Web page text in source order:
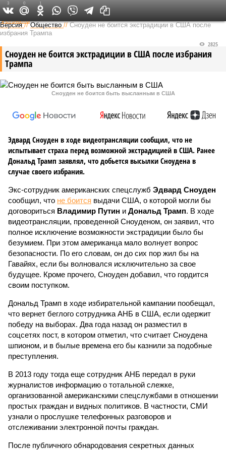
Федеральный выпуск
Версия //Общество //Сноуден не боится экстрадиции в США после
избрания Трампа
Сноуден не боится экстрадиции в США после избрания
Трампа
2825
Сноуден не боится быть высланным в США
Эдвард Сноуден в ходе видеотрансляции сообщил, что не
испытывает страха перед возможной экстрадицией в США. Ранее
Дональд Трамп заявлял, что добьется высылки Сноудена в
случае своего избрания.
Экс-сотрудник американских спецслужб Эдвард Сноуден
сообщил, что не боится выдачи США, о которой могли бы
договориться Владимир Путин и Дональд Трамп. В ходе
видеотрансляции, проведенной Сноуденом, он заявил, что
полное исключение возможности экстрадиции было бы
безумием. При этом американца мало волнует вопрос
безопасности. По его словам, он до сих пор жил бы на
Гавайях, если бы волновался исключительно за свое
будущее. Кроме прочего, Сноуден добавил, что гордится
своим поступком.
Дональд Трамп в ходе избирательной кампании пообещал,
что вернет беглого сотрудника АНБ в США, если одержит
победу на выборах. Два года назад он разместил в
соцсетях пост, в котором отметил, что считает Сноудена
шпионом, и в былые времена его бы казнили за подобные
преступления.
В 2013 году тогда еще сотрудник АНБ передал в руки
журналистов информацию о тотальной слежке,
организованной американскими спецслужбами в отношении
простых граждан и видных политиков. В частности, СМИ
узнали о прослушке телефонных разговоров и
отслеживании электронной почты граждан.
После публичного обнародования секретных данных
3 0 1